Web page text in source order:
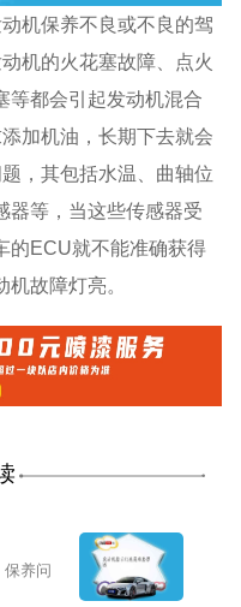
机保养不良或不良的驾
机的火花塞故障、点火
等都会引起发动机混合
加机油，长期下去就会
，其包括水温、曲轴位
器等，当这些传感器受
的ECU就不能准确获得
故障灯亮。
养问